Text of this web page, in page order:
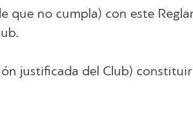
que no cumpla) con este
justificada del Club)